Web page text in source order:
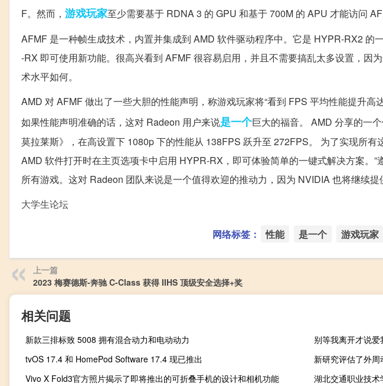
F。然而， 游戏玩家至少需要基于 RDNA 3 的 GPU 和基于 700M 的 APU 才能访问
AFMF 是一种帧生成技术，内置并集成到 AMD 软件驱动程序中。它是 HYPR-RX2 的
-RX 即可使用新功能。很高兴看到 AFMF 很容易启用，并且不需要搞乱太多设置，因
术水平如何。
AMD 对 AFMF 做出了一些大胆的性能声明，称游戏玩家将“看到 FPS 平均性能提升高
如果性能声明准确的话，这对 Radeon 用户来说是一个巨大的福音。 AMD 分享的一
莫拉莱斯》，在高设置下 1080p 下的性能从 138FPS 跃升至 272FPS。 为了实现所有
AMD 软件打开时在主页选项卡中启用 HYPR-RX，即可体验简单的一键式解决方案。
所有游戏。这对 Radeon 团队来说是一个值得欢迎的推动力，因为 NVIDIA 也将继续提
大学生论坛
网络标签： 性能 是一个 游戏玩家
上一篇
2023 梅赛德斯-奔驰 C-Class 获得 IIHS 顶级安全选择+奖
相关问题
新款三排标致 5008 拥有混合动力和电动动力
别等我离开才说爱
tvOS 17.4 和 HomePod Software 17.4 现已推出
新研究评估了外
Vivo X Fold3官方照片揭示了即将推出的可折叠手机的设计和相机功能
湖北交通职业技术